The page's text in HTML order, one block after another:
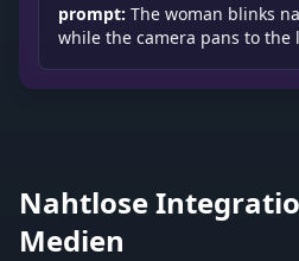
prompt: The woman blinks
while the camera pans to the
Nahtlose
Medien